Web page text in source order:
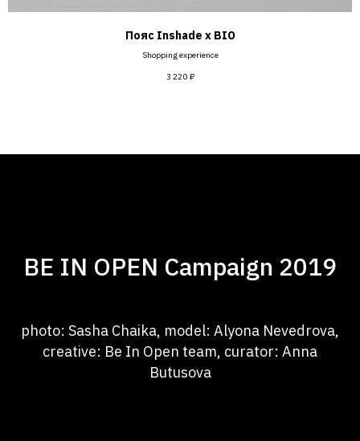
Пояс Inshade х BIO
Shopping experience
3 220 ₽
BE IN OPEN Campaign 2019
photo: Sasha Chaika, model: Alyona Nevedrova,
creative: Be In Open team, curator: Anna
Butusova